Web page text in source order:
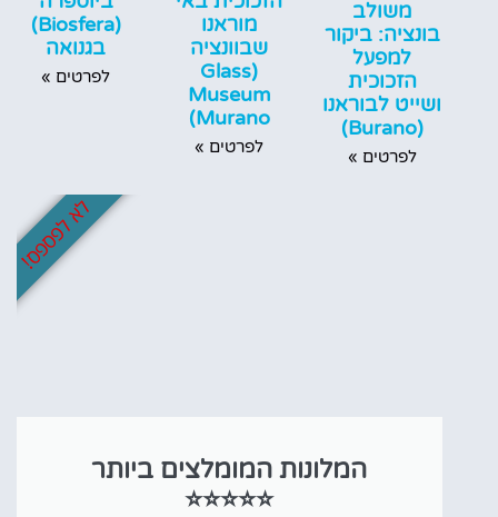
משולב
בונציה: ביקור
למפעל
הזכוכית
ושייט לבוראנו
(Burano)
לפרטים »
מוראנו
שבוונציה
(Glass
Museum
Murano)
לפרטים »
(Biosfera)
בגנואה
לפרטים »
המלונות המומלצים ביותר
⭐⭐⭐⭐⭐
לא לפספס!